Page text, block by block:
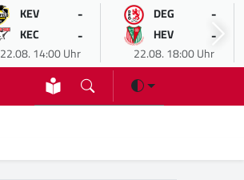
KEV -
KEC -
22.08. 14:00 Uhr
DEG -
HEV -
22.08. 18:00 Uhr